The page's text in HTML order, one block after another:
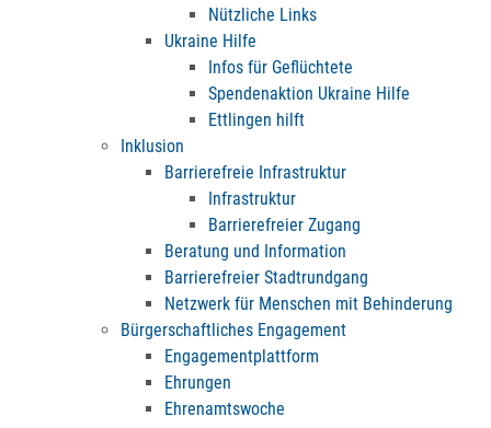
Nützliche Links
Ukraine Hilfe
Infos für Geflüchtete
Spendenaktion Ukraine Hilfe
Ettlingen hilft
Inklusion
Barrierefreie Infrastruktur
Infrastruktur
Barrierefreier Zugang
Beratung und Information
Barrierefreier Stadtrundgang
Netzwerk für Menschen mit Behinderung
Bürgerschaftliches Engagement
Engagementplattform
Ehrungen
Ehrenamtswoche